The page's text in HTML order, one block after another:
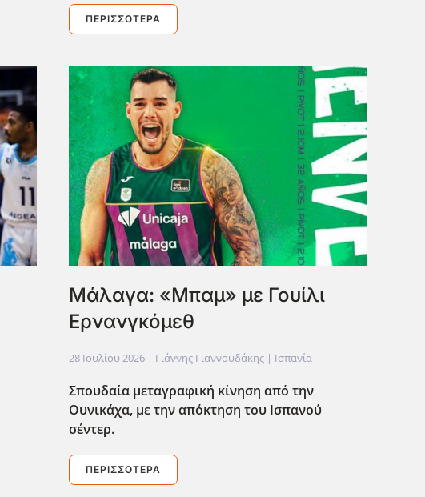
ΠΕΡΙΣΣΌΤΕΡΑ
Μάλαγα: «Μπαμ» με Γουίλι
Ερνανγκόμεθ
28 Ιουλίου 2026| Γιάννης Γιαννουδάκης | Ισπανία
Σπουδαία μεταγραφική κίνηση από την
Ουνικάχα, με την απόκτηση του Ισπανού
σέντερ.
ΠΕΡΙΣΣΌΤΕΡΑ